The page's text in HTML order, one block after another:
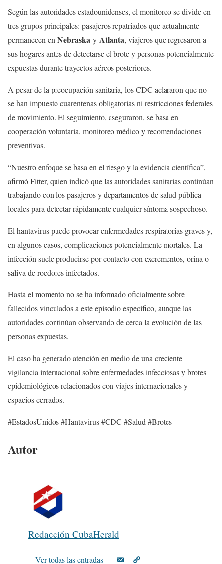
Según las autoridades estadounidenses, el monitoreo se divide en
tres grupos principales: pasajeros repatriados que actualmente
permanecen en Nebraska y Atlanta, viajeros que regresaron a
sus hogares antes de detectarse el brote y personas potencialmente
expuestas durante trayectos aéreos posteriores.
A pesar de la preocupación sanitaria, los CDC aclararon que no
se han impuesto cuarentenas obligatorias ni restricciones federales
de movimiento. El seguimiento, aseguraron, se basa en
cooperación voluntaria, monitoreo médico y recomendaciones
preventivas.
“Nuestro enfoque se basa en el riesgo y la evidencia científica”,
afirmó Fitter, quien indicó que las autoridades sanitarias continúan
trabajando con los pasajeros y departamentos de salud pública
locales para detectar rápidamente cualquier síntoma sospechoso.
El hantavirus puede provocar enfermedades respiratorias graves y,
en algunos casos, complicaciones potencialmente mortales. La
infección suele producirse por contacto con excrementos, orina o
saliva de roedores infectados.
Hasta el momento no se ha informado oficialmente sobre
fallecidos vinculados a este episodio específico, aunque las
autoridades continúan observando de cerca la evolución de las
personas expuestas.
El caso ha generado atención en medio de una creciente
vigilancia internacional sobre enfermedades infecciosas y brotes
epidemiológicos relacionados con viajes internacionales y
espacios cerrados.
#EstadosUnidos #Hantavirus #CDC #Salud #Brotes
Autor
Redacción CubaHerald
Ver todas las entradas